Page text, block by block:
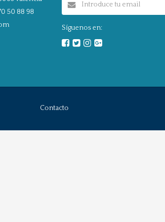
50 88 98
Síguenos en:
Contacto